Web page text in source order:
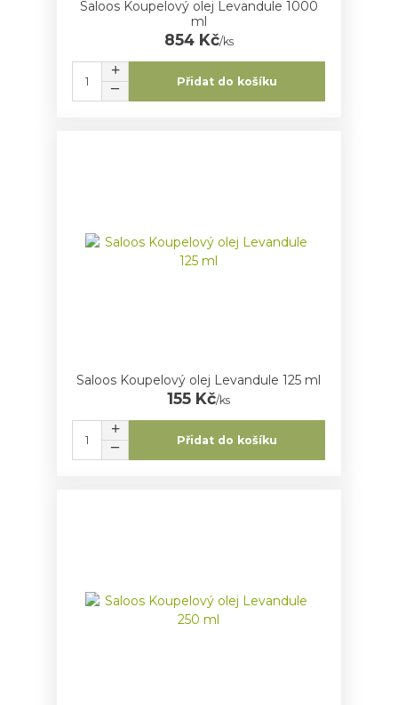
Saloos Koupelový olej Levandule 1000
ml
854 Kč/ks
Přidat do košíku
Saloos Koupelový olej Levandule 125 ml
155 Kč/ks
Přidat do košíku